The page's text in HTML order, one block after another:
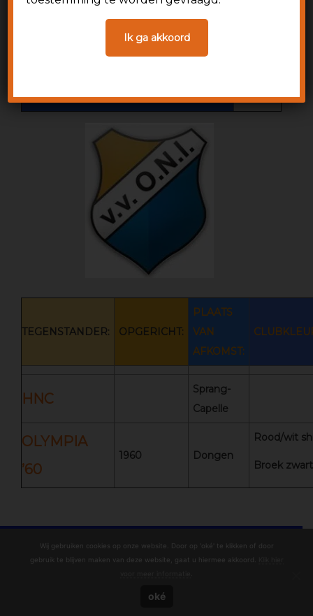
HEDEN EN
TEGENSTANDER: OPGERICHT:
PLAATS
VAN
AFKOMST:
HNC
Sprang-
Capelle
OLYMPIA
’60
1960 Dongen
Rood/wit
Broek
OniHistorie
Ik ga akkoord
Wij gebruiken cookies op onze website. Door op 'oké' te klikken of door
gebruik te blijven maken van deze website, gaat u hiermee akkoord.
oké